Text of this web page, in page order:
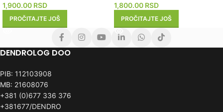
1,900.00 RSD
PROČITAJTE JOŠ
1,800.00 RSD
PROČITAJTE JOŠ
DENDROLOG DOO
PIB: 112103908
MB: 21608076
+381 (0)677 336 376
+381677/DENDRO